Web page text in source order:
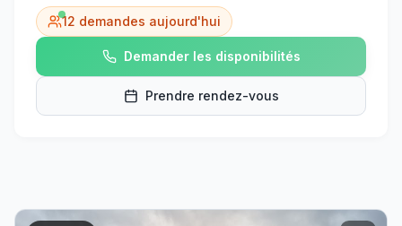
12 demandes aujourd'hui
Demander les disponibilités
Prendre rendez-vous